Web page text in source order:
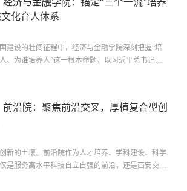
秀传统体育文化的繁荣发展。“文化+”思政：筑牢
信根基基地打造中华优秀传统体育文化展示墙、专
文化氛围。...
经济与金融学院：锚定“三个一流”培养
化育人体系
建设的壮阔征程中，经济与金融学院深刻把握“培
、为谁培养人”这一根本命题，以习近平总书记重
担当民族复兴大任时代新人的道路上迈出坚实步
会发展和一流大学建设贡献力量。强化价值引领，
政治引领贯穿育人...
前沿院：聚焦前沿交叉，厚植复合型创
新的土壤。前沿院作为人才培养、学科建设、科学
是服务高水平科技自立自强的前沿，还是西安交通